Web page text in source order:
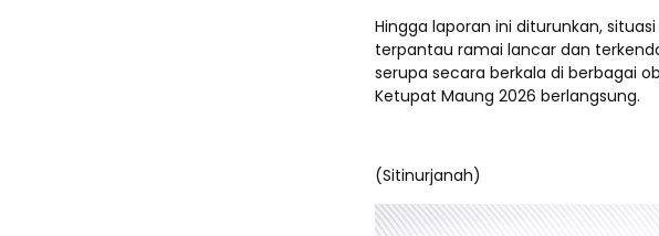
Hingga laporan ini diturunkan,
terpantau ramai lancar dan
serupa secara berkala di berbagai
Ketupat Maung 2026 berlangsung.
(Sitinurjanah)